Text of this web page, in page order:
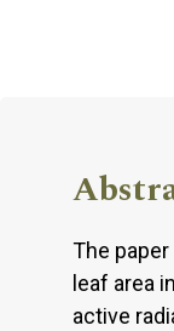
The
leaf area
active